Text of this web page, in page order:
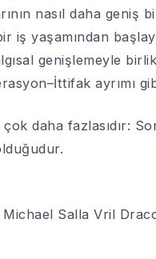
nasıl daha geniş
iş yaşamından
genişlemeyle
ayrımı
daha fazlasıdır: